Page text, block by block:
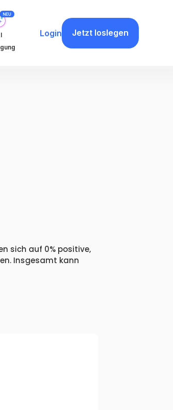
Login Jetzt loslegen
sich auf 0% positive,
Insgesamt kann